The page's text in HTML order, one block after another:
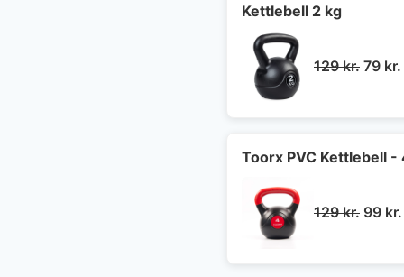
Kettlebell 2 kg
129kr. Den
129
79 kr.
Toorx PVC Kettlebell -
129kr. Den
99 kr.